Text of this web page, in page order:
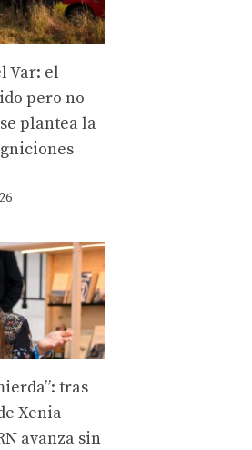
Var: el
pero no
plantea la
tras
Xenia
avanza sin